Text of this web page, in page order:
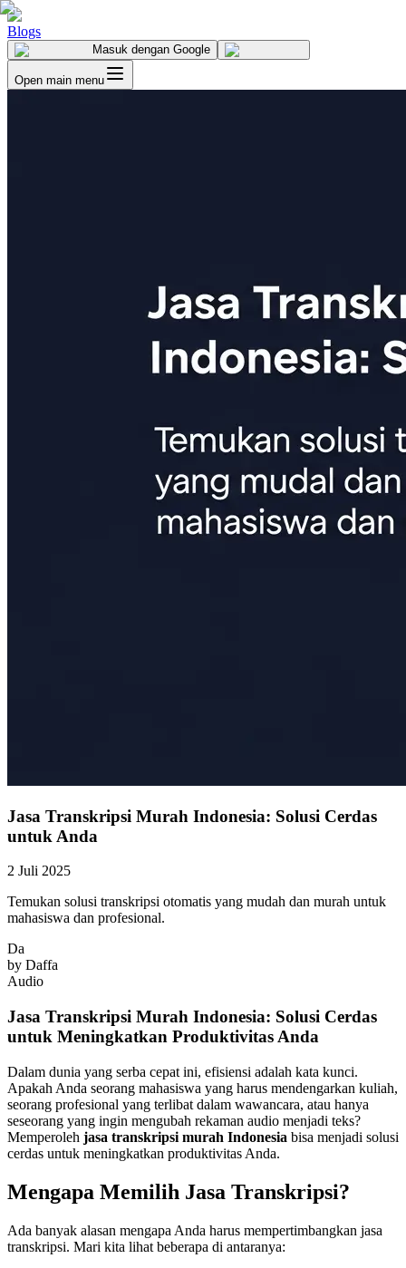
Blogs
Masuk dengan Google
Open main menu
Jasa Transkripsi Murah Indonesia: Solusi Cerdas
untuk Anda
2 Juli 2025
Temukan solusi transkripsi otomatis yang mudah dan murah untuk
mahasiswa dan profesional.
Da
by Daffa
Audio
Jasa Transkripsi Murah Indonesia: Solusi Cerdas
untuk Meningkatkan Produktivitas Anda
Dalam dunia yang serba cepat ini, efisiensi adalah kata kunci.
Apakah Anda seorang mahasiswa yang harus mendengarkan kuliah,
seorang profesional yang terlibat dalam wawancara, atau hanya
seseorang yang ingin mengubah rekaman audio menjadi teks?
Memperoleh jasa transkripsi murah Indonesia bisa menjadi solusi
cerdas untuk meningkatkan produktivitas Anda.
Mengapa Memilih Jasa Transkripsi?
Ada banyak alasan mengapa Anda harus mempertimbangkan jasa
transkripsi. Mari kita lihat beberapa di antaranya: